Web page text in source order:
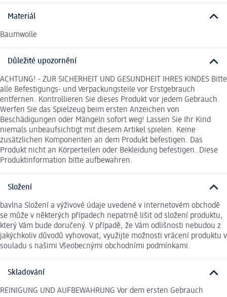
Materiál
Baumwolle
Důležité upozornění
ACHTUNG! - ZUR SICHERHEIT UND GESUNDHEIT IHRES KINDES Bitte
alle Befestigungs- und Verpackungsteile vor Erstgebrauch
entfernen. Kontrollieren Sie dieses Produkt vor jedem Gebrauch.
Werfen Sie das Spielzeug beim ersten Anzeichen von
Beschädigungen oder Mängeln sofort weg! Lassen Sie Ihr Kind
niemals unbeaufsichtigt mit diesem Artikel spielen. Keine
zusätzlichen Komponenten an dem Produkt befestigen. Das
Produkt nicht an Körperteilen oder Bekleidung befestigen. Diese
Produktinformation bitte aufbewahren.
Složení
bavlna Složení a výživové údaje uvedené v internetovém obchodě
se může v některých případech nepatrně lišit od složení produktu,
který Vám bude doručený. V případě, že Vám odlišnosti nebudou z
jakýchkoliv důvodů vyhovovat, využijte možnosti vrácení produktu v
souladu s našimi Všeobecnými obchodními podmínkami.
Skladování
REINIGUNG UND AUFBEWAHRUNG Vor dem ersten Gebrauch